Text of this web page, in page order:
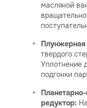
масляной
Плунжерная
твердого
Уплотнение
подгонки
редуктор: